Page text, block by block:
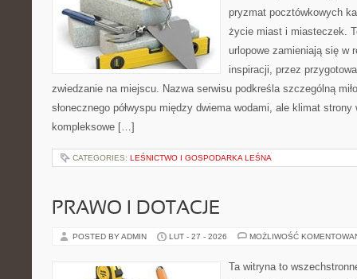
pryzmat pocztówkowych
życie miast i miasteczek.
urlopowe zamieniają się w
inspiracji, przez
zwiedzanie na miejscu. Nazwa serwisu podkreśla szczególną
słonecznego półwyspu między dwiema wodami, ale klimat
kompleksowe […]
CATEGORIES: LEŚNICTWO I GOSPODARKA LEŚNA
PRAWO I DOTACJE
POSTED BY ADMIN LUT - 27 - 2026 MOŻLIWOŚĆ
Ta witryna to